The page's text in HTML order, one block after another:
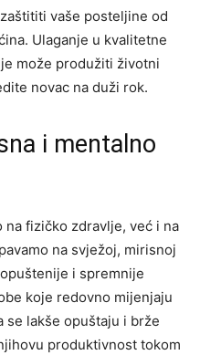
vaše posteljine od
Ulaganje u kvalitetne
može produžiti životni
novac na duži rok.
i mentalno
fizičko zdravlje, već i na
na svježoj, mirisnoj
i spremnije
koje redovno mijenjaju
lakše opuštaju i brže
produktivnost tokom